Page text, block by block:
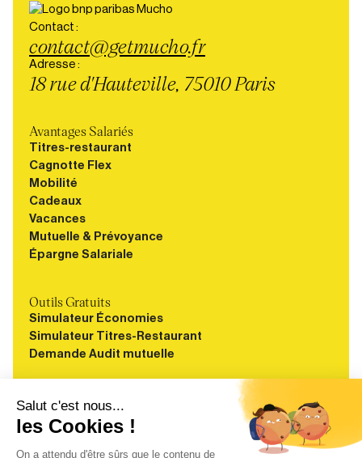
Contact :
contact@getmucho.fr
Adresse :
18 rue d'Hauteville, 75010 Paris
Avantages Salariés
Titres-restaurant
Cagnotte Flex
Mobilité
Cadeaux
Vacances
Mutuelle & Prévoyance
Épargne Salariale
Outils Gratuits
Simulateur Économies
Simulateur Titres-Restaurant
Demande Audit mutuelle
Ressources
Blog
Guides
Webinaires